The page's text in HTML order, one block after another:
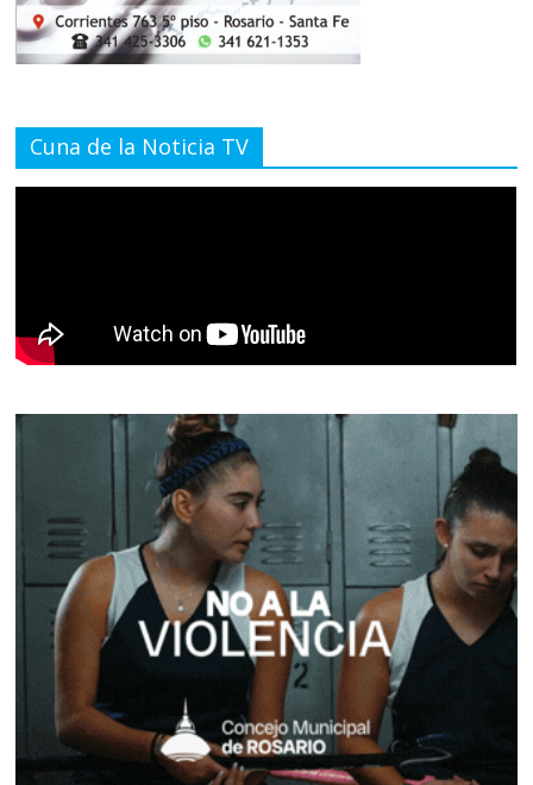
Cuna de la Noticia TV